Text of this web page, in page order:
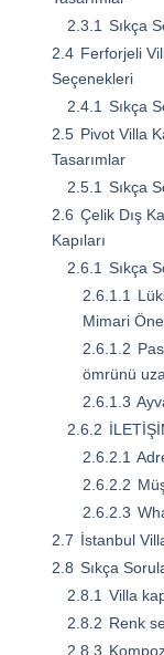
2.3.1 Sıkça
2.4 Ferforjeli
Seçenekleri
2.4.1 Sıkça
2.5 Pivot Villa
Tasarımlar
2.5.1 Sıkça
2.6 Çelik Dış
Kapıları
2.6.1 Sıkça
2.6.1.1
Mimari
2.6.1.2
ömrünü
2.6.1.3
2.6.2
2.6.2.1
2.6.2.2
2.6.2.3
2.7 İstanbul
2.8 Sıkça
2.8.1 Villa
2.8.2 Renk
2.8.3